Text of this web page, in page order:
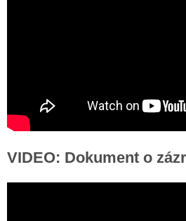
VIDEO: Dokument o